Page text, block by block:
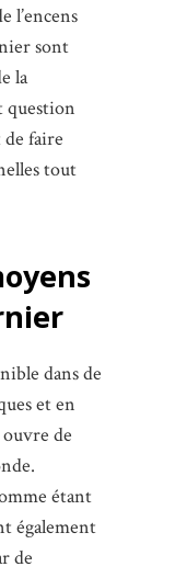
l’encens
sont
la
question
faire
tout
dans de
et en
de
étant
également
de